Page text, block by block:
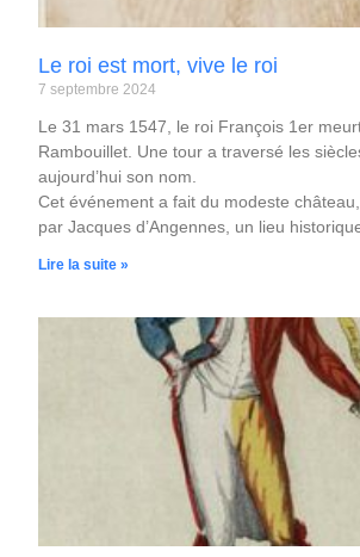
Le roi est mort, vive le roi
7 septembre 2024
Le 31 mars 1547, le roi François 1er
Rambouillet. Une tour a traversé les
aujourd’hui son nom.
Cet événement a fait du modeste
par Jacques d’Angennes, un lieu
Lire la suite »